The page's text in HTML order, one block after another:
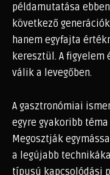
példamutatása
következő
hanem egyfajta
keresztül. A
válik a levegőben.
A gasztronómiai
egyre gyakoribb
Megosztják
a legújabb
típusú kapcsolódási